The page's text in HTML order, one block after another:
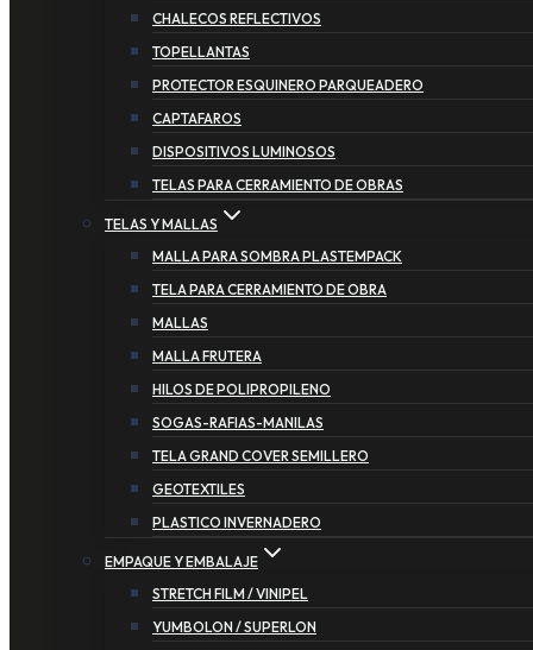
CHALECOS REFLECTIVOS
TOPELLANTAS
PROTECTOR ESQUINERO PARQUEADERO
CAPTAFAROS
DISPOSITIVOS LUMINOSOS
TELAS PARA CERRAMIENTO DE OBRAS
TELAS Y MALLAS
MALLA PARA SOMBRA PLASTEMPACK
TELA PARA CERRAMIENTO DE OBRA
MALLAS
MALLA FRUTERA
HILOS DE POLIPROPILENO
SOGAS-RAFIAS-MANILAS
TELA GRAND COVER SEMILLERO
GEOTEXTILES
PLASTICO INVERNADERO
EMPAQUE Y EMBALAJE
STRETCH FILM / VINIPEL
YUMBOLON / SUPERLON